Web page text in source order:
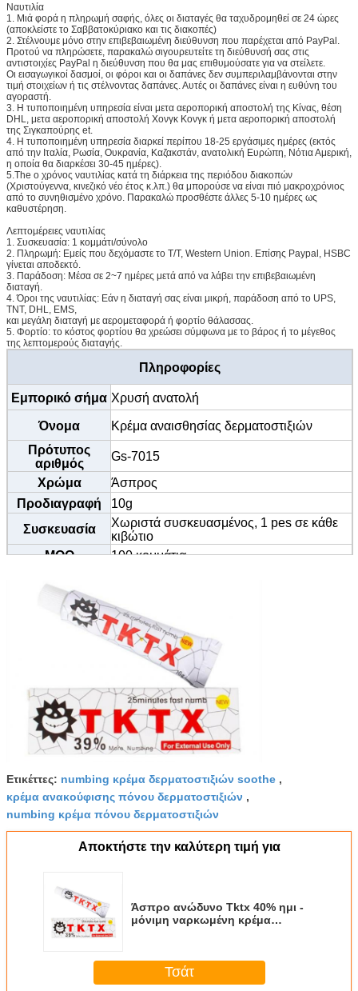
Ναυτιλία
1. Μιά φορά η πληρωμή σαφής, όλες οι διαταγές θα ταχυδρομηθεί σε 24 ώρες
(αποκλείστε το Σαββατοκύριακο και τις διακοπές)
2. Στέλνουμε μόνο στην επιβεβαιωμένη διεύθυνση που παρέχεται από PayPal.
Προτού να πληρώσετε, παρακαλώ σιγουρευτείτε τη διεύθυνσή σας στις
αντιστοιχίες PayPal η διεύθυνση που θα μας επιθυμούσατε για να στείλετε.
Οι εισαγωγικοί δασμοί, οι φόροι και οι δαπάνες δεν συμπεριλαμβάνονται στην
τιμή στοιχείων ή τις στέλνοντας δαπάνες. Αυτές οι δαπάνες είναι η ευθύνη του
αγοραστή.
3. Η τυποποιημένη υπηρεσία είναι μετα αεροπορική αποστολή της Κίνας, θέση
DHL, μετα αεροπορική αποστολή Χονγκ Κονγκ ή μετα αεροπορική αποστολή
της Σιγκαπούρης et.
4. Η τυποποιημένη υπηρεσία διαρκεί περίπου 18-25 εργάσιμες ημέρες (εκτός
από την Ιταλία, Ρωσία, Ουκρανία, Καζακστάν, ανατολική Ευρώπη, Νότια Αμερική,
η οποία θα διαρκέσει 30-45 ημέρες).
5.The ο χρόνος ναυτιλίας κατά τη διάρκεια της περιόδου διακοπών
(Χριστούγεννα, κινεζικό νέο έτος κ.λπ.) θα μπορούσε να είναι πιό μακροχρόνιος
από το συνηθισμένο χρόνο. Παρακαλώ προσθέστε άλλες 5-10 ημέρες ως
καθυστέρηση.
Λεπτομέρειες ναυτιλίας
1. Συσκευασία: 1 κομμάτι/σύνολο
2. Πληρωμή: Εμείς που δεχόμαστε το T/T, Western Union. Επίσης Paypal, HSBC
γίνεται αποδεκτό.
3. Παράδοση: Μέσα σε 2~7 ημέρες μετά από να λάβει την επιβεβαιωμένη
διαταγή.
4. Όροι της ναυτιλίας: Εάν η διαταγή σας είναι μικρή, παράδοση από το UPS,
TNT, DHL, EMS,
και μεγάλη διαταγή με αερομεταφορά ή φορτίο θάλασσας.
5. Φορτίο: το κόστος φορτίου θα χρεώσει σύμφωνα με το βάρος ή το μέγεθος
της λεπτομερούς διαταγής.
Πληροφορίες
Εμπορικό σήμα Χρυσή ανατολή
Όνομα
Κρέμα αναισθησίας δερματοστιξιών
Πρότυπος
αριθμός
Gs-7015
Χρώμα
Άσπρος
Προδιαγραφή
10g
Συσκευασία
Χωριστά συσκευασμένος, 1 pes σε κάθε
κιβώτιο
MOQ
100 κομμάτια
Ετικέττες: numbing κρέμα δερματοστιξιών soothe ,
κρέμα ανακούφισης πόνου δερματοστιξιών ,
numbing κρέμα πόνου δερματοστιξιών
Αποκτήστε την καλύτερη τιμή για
Άσπρο ανώδυνο Tktx 40% ημι -
μόνιμη ναρκωμένη κρέμα
Τσάτ